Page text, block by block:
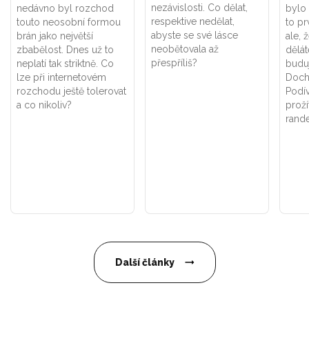
nedávno byl rozchod
touto neosobní formou
brán jako největší
zbabělost. Dnes už to
neplatí tak striktně. Co
lze při internetovém
rozchodu ještě tolerovat
a co nikoliv?
nezávislosti. Co dělat,
respektive nedělat,
abyste se své lásce
neobětovala až
přespříliš?
bylo
to
ale,
Další články